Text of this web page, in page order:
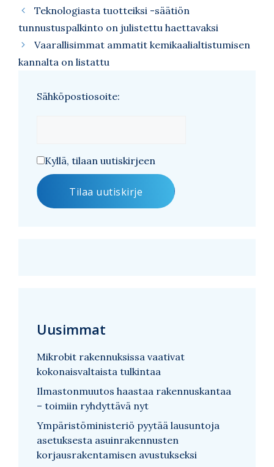
Teknologiasta tuotteiksi -säätiön
tunnustuspalkinto on julistettu haettavaksi
Vaarallisimmat ammatit kemikaalialtistumisen
kannalta on listattu
Sähköpostiosoite:
Kyllä, tilaan uutiskirjeen
Uusimmat
Mikrobit rakennuksissa vaativat
kokonaisvaltaista tulkintaa
Ilmastonmuutos haastaa rakennuskantaa
– toimiin ryhdyttävä nyt
Ympäristöministeriö pyytää lausuntoja
asetuksesta asuinrakennusten
korjausrakentamisen avustukseksi